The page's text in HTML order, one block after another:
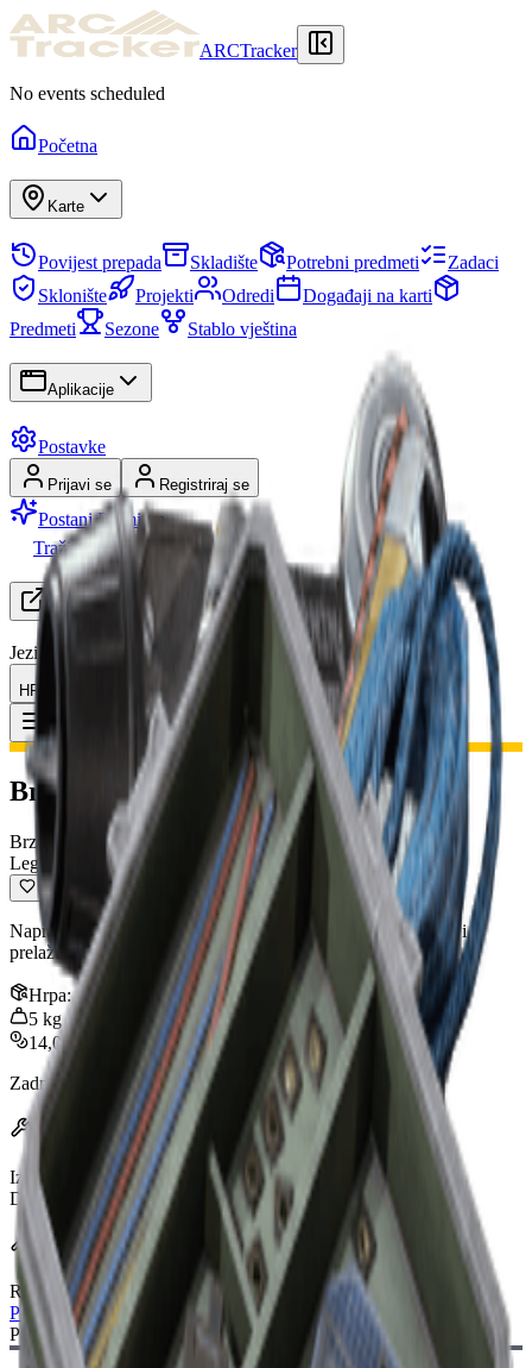
ARCTracker
No events scheduled
Početna
Karte
Povijest prepada Skladište Potrebni predmeti
Zadaci
Sklonište
Projekti Odredi
Događaji na karti
Predmeti
Sezone Stablo vještina
Aplikacije
Postavke
Prijavi se Registriraj se
Postani Premium
Tražim grupu
Resursi
Jezik
HR Hrvatski
Toggle Menu :Brza Kuka
Brza Kuka
Brza uporaba
Legendarno
Naprava koja korisniku omogućuje penjanje po strukturama i
prelaženje velikih udaljenosti.
Hrpa:1
5 kg
14,000
Zadnje ažuriranje :Feb 24, 2026
Efekti
Izdržljivost
100/100
Domet
20m
Recept za izradu
Radni stol:
Pomoćna stanica
Potreban nacrt: